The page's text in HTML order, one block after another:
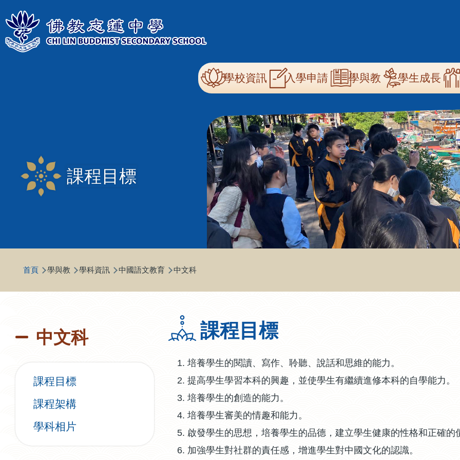
移至主內容
Main
navigation
學校資訊 入學申請 學與教 學生成長
課程目標
航
連
首頁 學與教 學科資訊 中國語文教育 中文科
課程目標
培養學生的閱讀、寫作、聆聽、說話和思維的能力。
提高學生學習本科的興趣，並使學生有繼續進修本科的自學能力。
培養學生的創造的能力。
培養學生審美的情趣和能力。
啟發學生的思想，培養學生的品德，建立學生健康的性格和正確的
加強學生對社群的責任感，增進學生對中國文化的認識。
中文科
課程目標
課程架構
學科相片